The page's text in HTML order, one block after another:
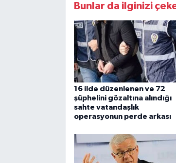
Bunlar da ilginizi
16 ilde düzenlenen ve 72
şüphelini gözaltına alındığı
sahte vatandaşlık
operasyonun perde arkası